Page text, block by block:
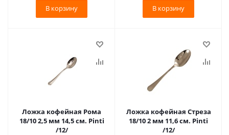
В корзину В корзину
Ложка кофейная Рома
18/10 2,5 мм 14,5 см. Pinti
/12/
Ложка кофейная Стреза
18/10 2 мм 11,6 см. Pinti
/12/